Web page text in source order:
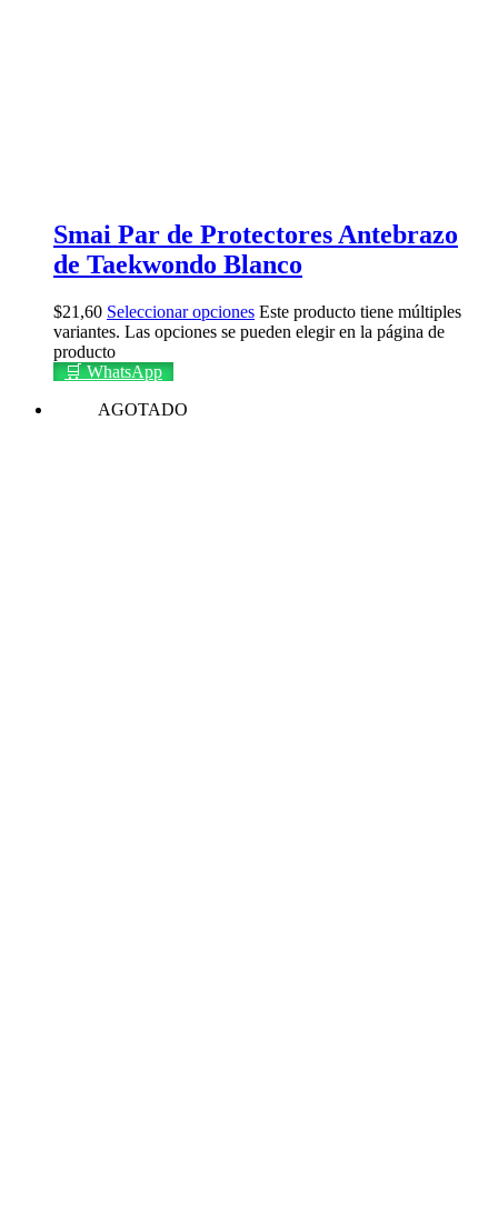
Smai Par de Protectores Antebrazo
de Taekwondo Blanco
$21,60 Seleccionar opciones Este producto tiene múltiples
variantes. Las opciones se pueden elegir en la página de
producto
🛒 WhatsApp
AGOTADO